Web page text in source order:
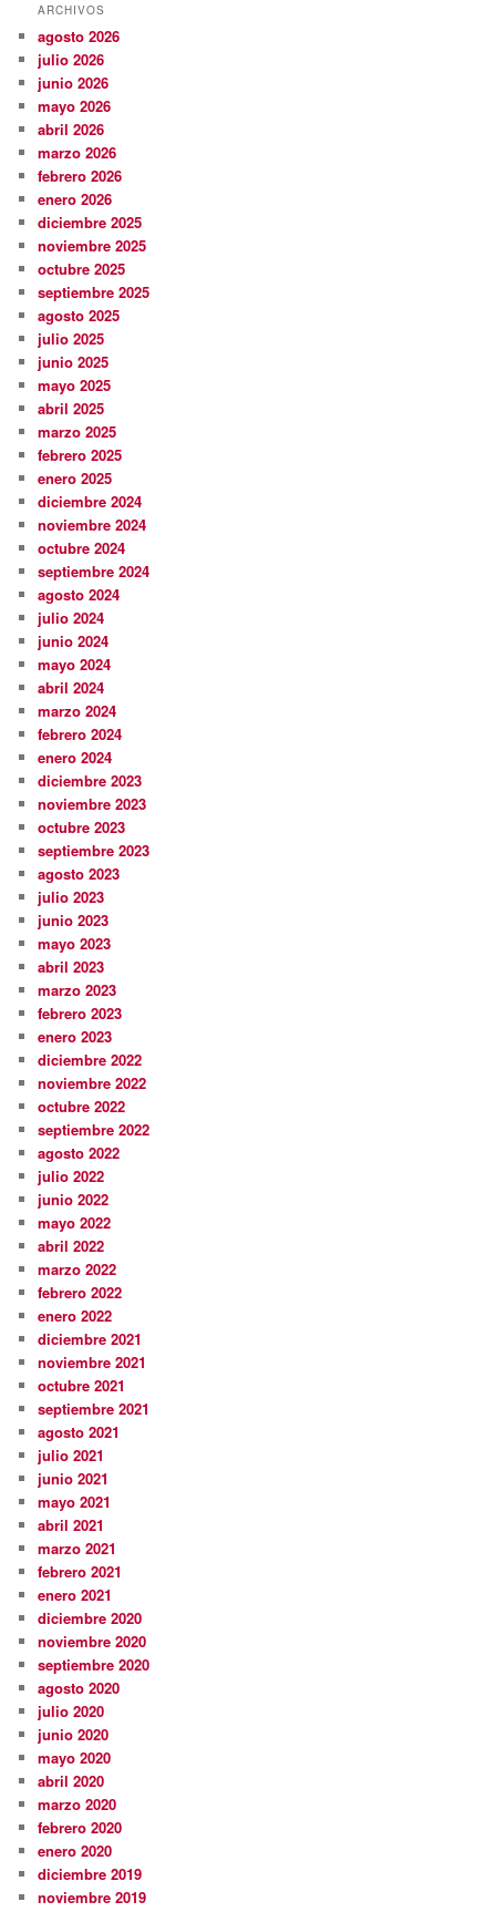
ARCHIVOS
agosto 2026
julio 2026
junio 2026
mayo 2026
abril 2026
marzo 2026
febrero 2026
enero 2026
diciembre 2025
noviembre 2025
octubre 2025
septiembre 2025
agosto 2025
julio 2025
junio 2025
mayo 2025
abril 2025
marzo 2025
febrero 2025
enero 2025
diciembre 2024
noviembre 2024
octubre 2024
septiembre 2024
agosto 2024
julio 2024
junio 2024
mayo 2024
abril 2024
marzo 2024
febrero 2024
enero 2024
diciembre 2023
noviembre 2023
octubre 2023
septiembre 2023
agosto 2023
julio 2023
junio 2023
mayo 2023
abril 2023
marzo 2023
febrero 2023
enero 2023
diciembre 2022
noviembre 2022
octubre 2022
septiembre 2022
agosto 2022
julio 2022
junio 2022
mayo 2022
abril 2022
marzo 2022
febrero 2022
enero 2022
diciembre 2021
noviembre 2021
octubre 2021
septiembre 2021
agosto 2021
julio 2021
junio 2021
mayo 2021
abril 2021
marzo 2021
febrero 2021
enero 2021
diciembre 2020
noviembre 2020
septiembre 2020
agosto 2020
julio 2020
junio 2020
mayo 2020
abril 2020
marzo 2020
febrero 2020
enero 2020
diciembre 2019
noviembre 2019